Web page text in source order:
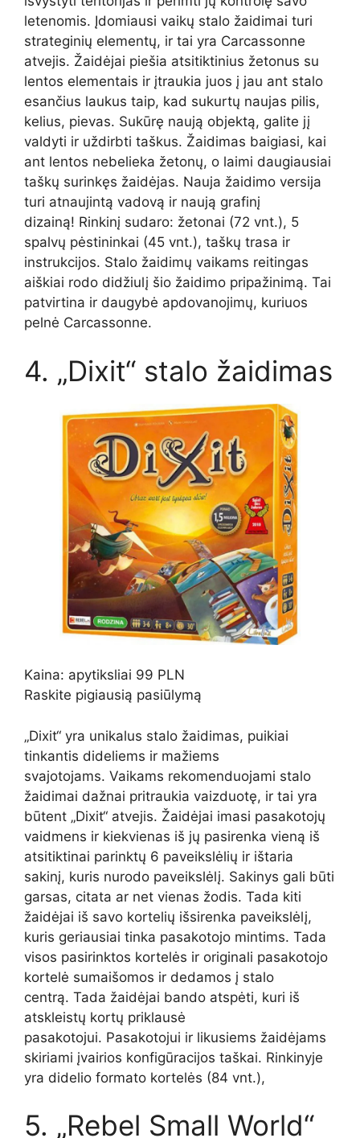
letenomis. Įdomiausi vaikų stalo žaidimai turi
strateginių elementų, ir tai yra Carcassonne
atvejis. Žaidėjai piešia atsitiktinius žetonus su
lentos elementais ir įtraukia juos į jau ant stalo
esančius laukus taip, kad sukurtų naujas pilis,
kelius, pievas. Sukūrę naują objektą, galite jį
valdyti ir uždirbti taškus. Žaidimas baigiasi, kai
ant lentos nebelieka žetonų, o laimi daugiausiai
taškų surinkęs žaidėjas. Nauja žaidimo versija
turi atnaujintą vadovą ir naują grafinį
dizainą! Rinkinį sudaro: žetonai (72 vnt.), 5
spalvų pėstininkai (45 vnt.), taškų trasa ir
instrukcijos. Stalo žaidimų vaikams reitingas
aiškiai rodo didžiulį šio žaidimo pripažinimą. Tai
patvirtina ir daugybė apdovanojimų, kuriuos
pelnė Carcassonne.
4. „Dixit“ stalo žaidimas
Kaina: apytiksliai 99 PLN
Raskite pigiausią pasiūlymą
„Dixit“ yra unikalus stalo žaidimas, puikiai
tinkantis dideliems ir mažiems
svajotojams. Vaikams rekomenduojami stalo
žaidimai dažnai pritraukia vaizduotę, ir tai yra
būtent „Dixit“ atvejis. Žaidėjai imasi pasakotojų
vaidmens ir kiekvienas iš jų pasirenka vieną iš
atsitiktinai parinktų 6 paveikslėlių ir ištaria
sakinį, kuris nurodo paveikslėlį. Sakinys gali būti
garsas, citata ar net vienas žodis. Tada kiti
žaidėjai iš savo kortelių išsirenka paveikslėlį,
kuris geriausiai tinka pasakotojo mintims. Tada
visos pasirinktos kortelės ir originali pasakotojo
kortelė sumaišomos ir dedamos į stalo
centrą. Tada žaidėjai bando atspėti, kuri iš
atskleistų kortų priklausė
pasakotojui. Pasakotojui ir likusiems žaidėjams
skiriami įvairios konfigūracijos taškai. Rinkinyje
yra didelio formato kortelės (84 vnt.),
5. „Rebel Small World“